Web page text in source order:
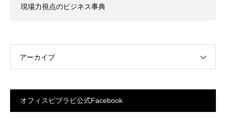
現場力視点のビジネス事典
アーカイブ
オフィスビブラビ公式Facebook